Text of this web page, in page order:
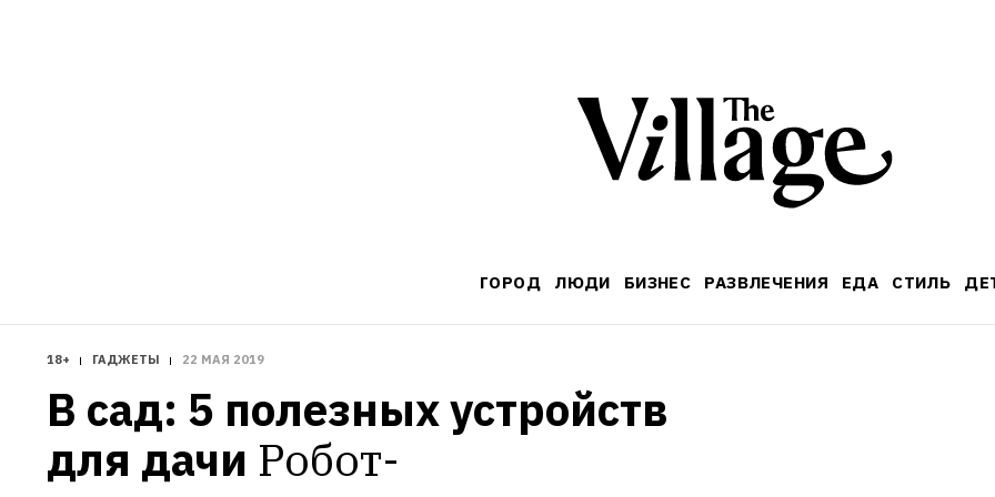
ГОРОД ЛЮДИ БИЗНЕС РАЗВЛЕЧЕНИЯ ЕДА СТИЛЬ
18+ ГАДЖЕТЫ 22 МАЯ 2019
В сад: 5 полезных устройств
для дачи Робот-